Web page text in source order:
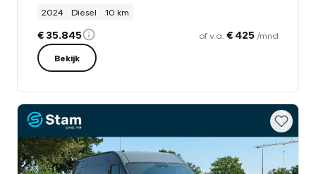
2024
Diesel 10 km
€ 35.845 of v.a. € 425 /mnd
Bekijk